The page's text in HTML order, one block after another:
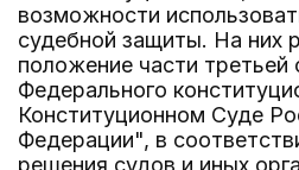
возможности
судебной защиты. На них
положение части третьей
Федерального
Конституционном Суде
Федерации", в
решения судов и иных